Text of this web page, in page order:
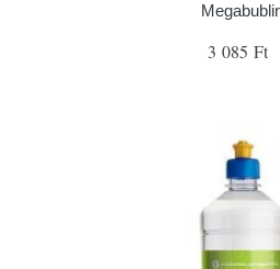
3 085 Ft